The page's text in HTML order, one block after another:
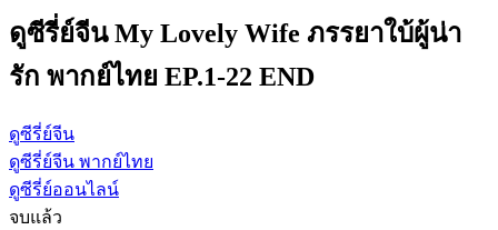
ดูซีรี่ย์จีน My Lovely Wife ภรรยาใบ้ผู้น่า
รัก พากย์ไทย EP.1-22 END
ดูซีรี่ย์จีน
ดูซีรี่ย์จีน พากย์ไทย
ดูซีรี่ย์ออนไลน์
จบแล้ว